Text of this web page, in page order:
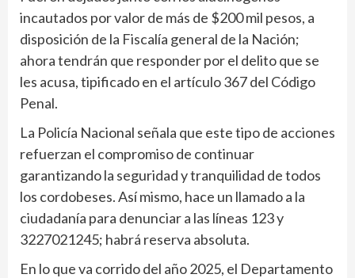
incautados por valor de más de $200 mil pesos, a
disposición de la Fiscalía general de la Nación;
ahora tendrán que responder por el delito que se
les acusa, tipificado en el artículo 367 del Código
Penal.
La Policía Nacional señala que este tipo de acciones
refuerzan el compromiso de continuar
garantizando la seguridad y tranquilidad de todos
los cordobeses. Así mismo, hace un llamado a la
ciudadanía para denunciar a las líneas 123 y
3227021245; habrá reserva absoluta.
En lo que va corrido del año 2025, el Departamento